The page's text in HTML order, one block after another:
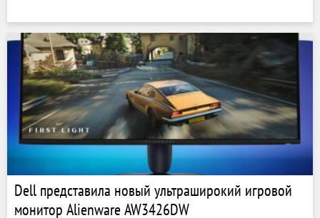
Dell представила новый ультраширокий игровой
монитор Alienware AW3426DW